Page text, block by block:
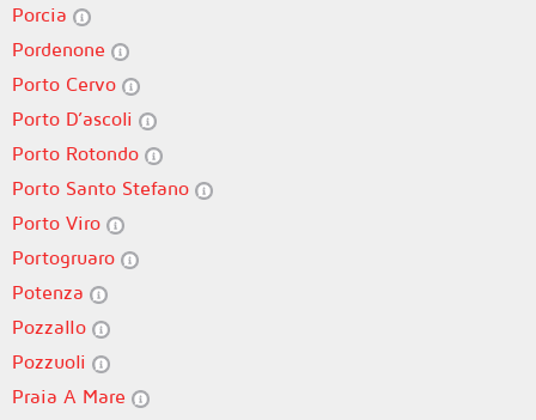
Porcia
Pordenone
Porto Cervo
Porto D’ascoli
Porto Rotondo
Porto Santo Stefano
Porto Viro
Portogruaro
Potenza
Pozzallo
Pozzuoli
Praia A Mare